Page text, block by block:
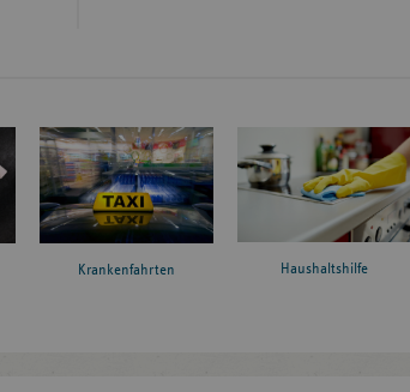
Krankenfahrten Haushaltshilfe